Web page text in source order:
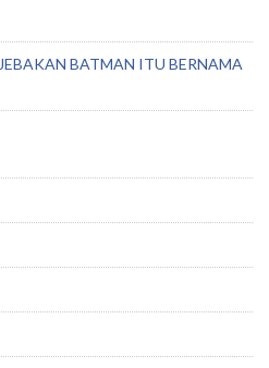
JEBAKAN BATMAN ITU BERNAMA